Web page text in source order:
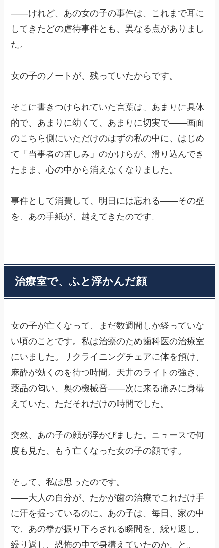
——けれど、あの女の子の事件は、これまで耳に
してきたどの虐待事件とも、異なる点がありまし
た。
女の子のノートが、残っていたからです。
そこに書きつけられていた言葉は、あまりに具体
的で、あまりに幼くて、あまりに切実で——画面
のこちら側にいただけのはずの私の中に、はじめ
て「当事者の苦しみ」のかけらが、滑り込んでき
たまま、心の中から消えなくなりました。
事件として消費して、明日には忘れる——その壁
を、あの手紙が、越えてきたのです。
治療室で、ふと浮かんだ顔
女の子が亡くなって、まだ数週間しか経っていな
い頃のことです。私は治療のため歯科医の治療室
にいました。リクライニングチェアに体を預け、
麻酔が効くのを待つ時間。天井のライトの強さ、
薬品の匂い、奥の機械音——次に来る痛みに身構
えていた、ただそれだけの時間でした。
突然、あの子の顔が浮かびました。ニュースで何
度も見た、もう亡くなった女の子の顔です。
そして、私は思ったのです。
——大人の自分が、たかが歯の治療でこれだけ手
に汗を握っているのに。あの子は、毎日、家の中
で、あの拳が振り下ろされる瞬間を、繰り返し、
繰り返し、恐怖の中で身構えていたのか、と。